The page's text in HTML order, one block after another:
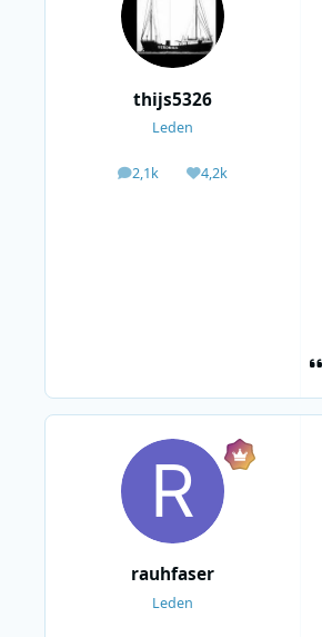
thijs5326
Leden
2,1k
berichten4,2k
Waardering
rauhfaser
Leden